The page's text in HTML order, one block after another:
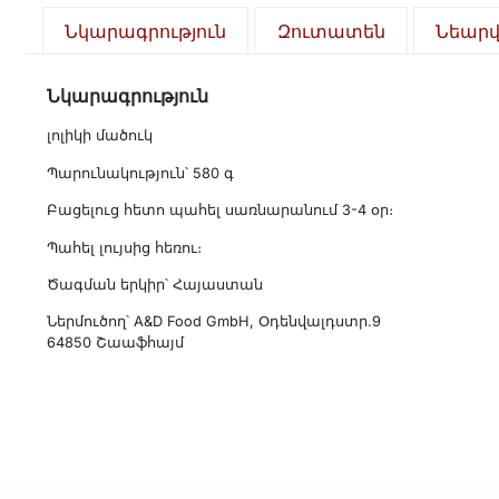
Նկարագրություն Զուտատեն
Նկարագրություն
լոլիկի մածուկ
Պարունակություն՝ 580 գ
Բացելուց հետո պահել սառնարանում 3-4 օր։
Պահել լույսից հեռու։
Ծագման երկիր՝ Հայաստան
Ներմուծող՝ A&D Food GmbH, Օդենվալդստր.9
64850 Շաաֆհայմ